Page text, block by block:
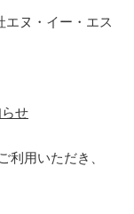
ー・エス
せ
利用いただき、